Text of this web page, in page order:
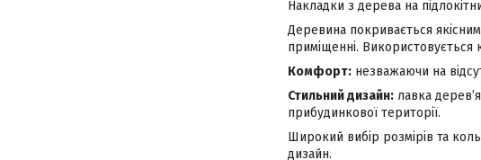
Накладки з дерева на
Деревина покривається
приміщенні. Використовується
Комфорт: незважаючи на
Стильний дизайн: лавка
прибудинкової території.
Широкий вибір розмірів та
дизайн.